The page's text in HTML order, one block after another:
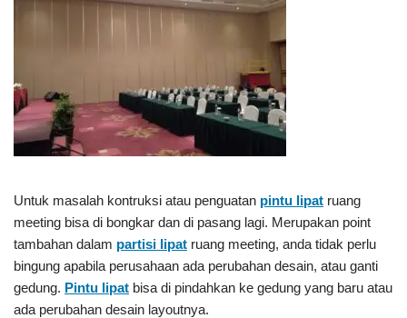
Untuk masalah kontruksi atau penguatan pintu lipat ruang
meeting bisa di bongkar dan di pasang lagi. Merupakan point
tambahan dalam partisi lipat ruang meeting, anda tidak perlu
bingung apabila perusahaan ada perubahan desain, atau ganti
gedung. Pintu lipat bisa di pindahkan ke gedung yang baru atau
ada perubahan desain layoutnya.